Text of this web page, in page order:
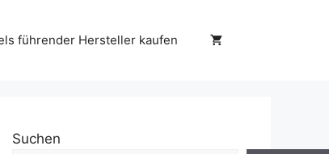
führender Hersteller kaufen
Suchen